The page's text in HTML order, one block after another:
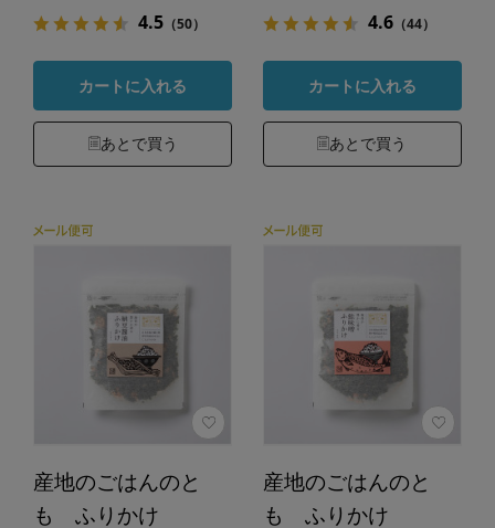
4.5（50）
カートに入れる
あとで買う
4.6（44）
カートに入れる
あとで買う
産地のごはんのと
も ふりかけ
産地のごはんのと
も ふりかけ